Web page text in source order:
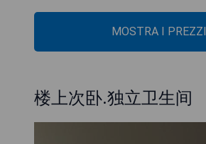
MOSTRA I PREZZI
楼上次卧.独立卫生间